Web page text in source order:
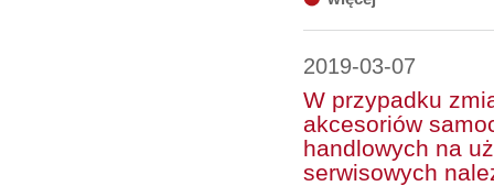
2019-03-07
W przypadku
akcesoriów
handlowych na
serwisowych